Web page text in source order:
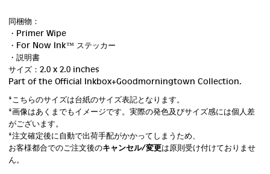
同梱物：
・Primer Wipe
・For Now Ink ™ ステッカー
・説明書
サイズ：2.0 x 2.0 inches
Part of the Official Inkbox+Goodmorningtown Collection.
*こちらのサイズは台紙のサイズ表記となります。
*画像はあくまでもイメージです。実際の発色及びサイズ感には個人差
がございます。
*注文確定後に自動で出荷手配がかかってしまうため、
お客様都合でのご注文後のキャンセル/変更は原則受け付けておりませ
ん。